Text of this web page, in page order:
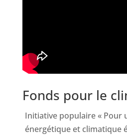
Fonds pour le
Initiative populaire « Pour
énergétique et climatique